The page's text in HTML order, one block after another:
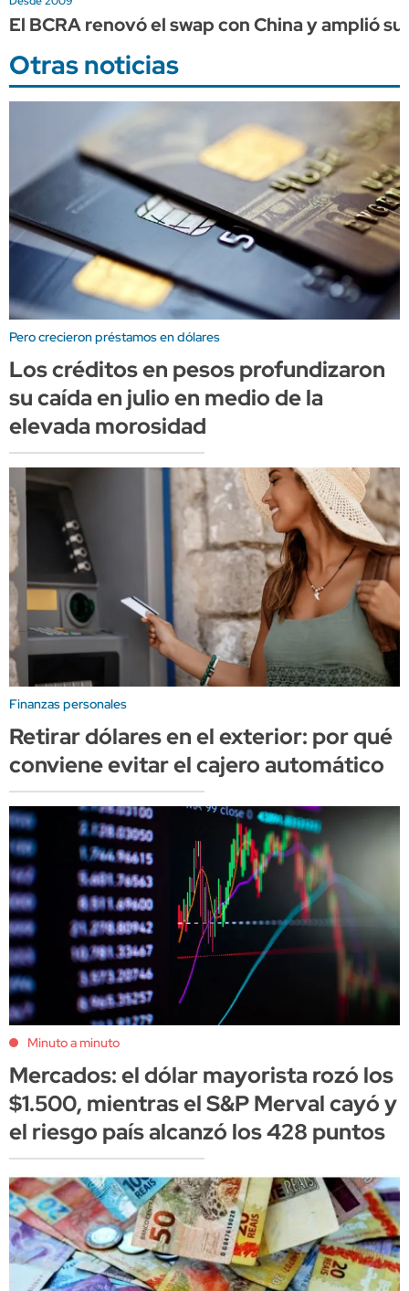
El BCRA renovó el swap con China y amplió
Otras noticias
Pero crecieron préstamos en dólares
Los créditos en pesos profundizaron
su caída en julio en medio de la
elevada morosidad
Finanzas personales
Retirar dólares en el exterior: por qué
conviene evitar el cajero automático
Minuto a minuto
Mercados: el dólar mayorista rozó los
$1.500, mientras el S&P Merval cayó y
el riesgo país alcanzó los 428 puntos